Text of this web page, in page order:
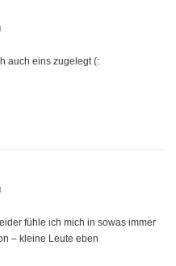
auch eins zugelegt (:
fühle ich mich in sowas immer
– kleine Leute eben